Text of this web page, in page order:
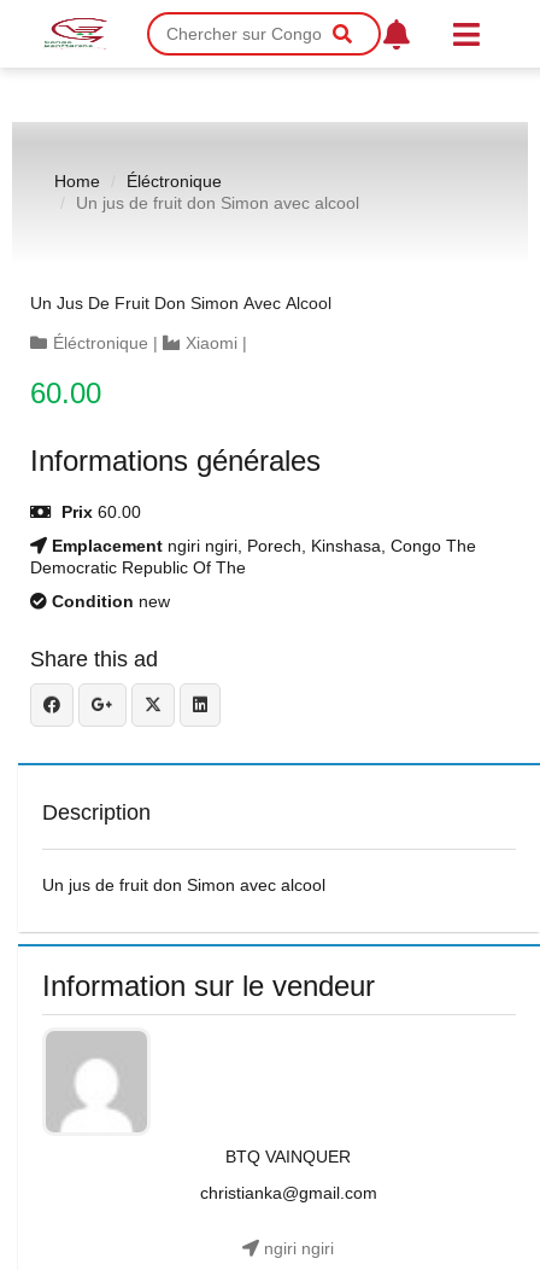
Home
Éléctronique
Un jus de fruit don Simon avec alcool
Un Jus De Fruit Don Simon Avec Alcool
Éléctronique | Xiaomi |
60.00
Informations générales
Prix 60.00
Emplacement ngiri ngiri, Porech, Kinshasa, Congo The
Democratic Republic Of The
Condition new
Share this ad
Description
Un jus de fruit don Simon avec alcool
Information sur le vendeur
BTQ VAINQUER
christianka@gmail.com
ngiri ngiri